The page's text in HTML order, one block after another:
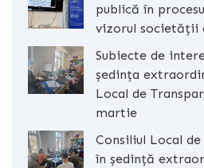
publică în
vizorul societății
Subiecte de
ședința
Local de
martie
Consiliul Local
în ședință